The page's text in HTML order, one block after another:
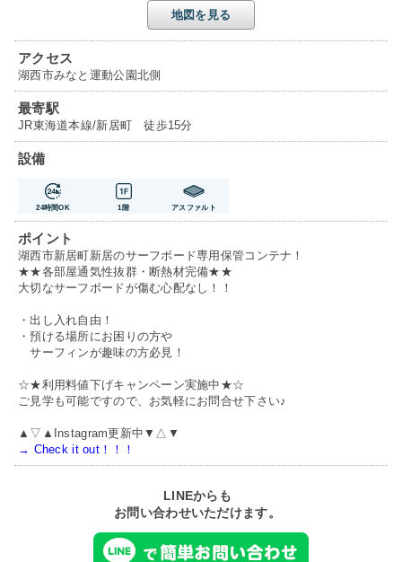
地図を見る
アクセス
湖西市みなと運動公園北側
最寄駅
JR東海道本線/新居町 徒歩15分
設備
24時間OK 1階 アスファルト
ポイント
湖西市新居町新居のサーフボード専用保管コンテナ！
★★各部屋通気性抜群・断熱材完備★★
大切なサーフボードが傷む心配なし！！
・出し入れ自由！
・預ける場所にお困りの方や
サーフィンが趣味の方必見！
☆★利用料値下げキャンペーン実施中★☆
ご見学も可能ですので、お気軽にお問合せ下さい♪
▲▽▲Instagram更新中▼△▼
→ Check it out！！！
LINEからも
お問い合わせいただけます。